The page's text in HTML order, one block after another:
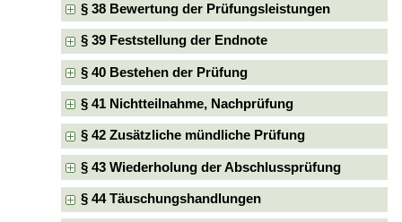
§ 38 Bewertung der Prüfungsleistungen
§ 39 Feststellung der Endnote
§ 40 Bestehen der Prüfung
§ 41 Nichtteilnahme, Nachprüfung
§ 42 Zusätzliche mündliche Prüfung
§ 43 Wiederholung der Abschlussprüfung
§ 44 Täuschungshandlungen